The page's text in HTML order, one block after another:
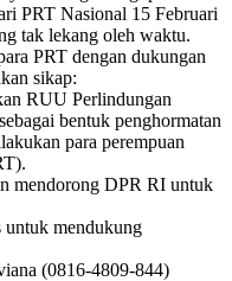
PRT Nasional 15 Februari
tak lekang oleh waktu.
PRT dengan dukungan
sikap:
RUU Perlindungan
bentuk penghormatan
para perempuan
mendorong DPR RI untuk
untuk mendukung
(0816-4809-844)